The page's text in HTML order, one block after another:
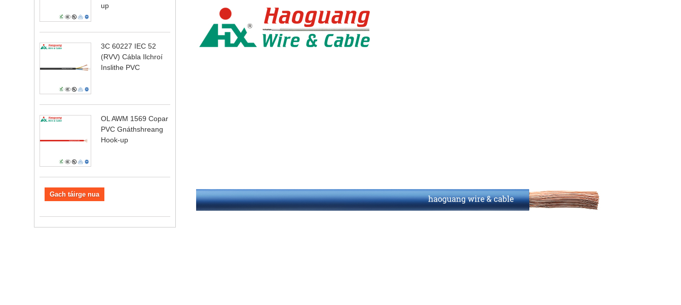
up
3C 60227 IEC 52
(RVV) Cábla Ilchroí
Inslithe PVC
OL AWM 1569 Copar
PVC Gnáthshreang
Hook-up
Gach táirge nua